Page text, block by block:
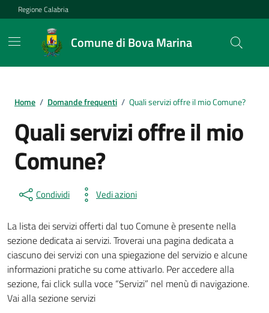
Vai ai contenuti
Vai al footer
Regione Calabria
Comune di Bova Marina
Home / Domande frequenti / Quali servizi offre il mio Comune?
Quali servizi offre il mio
Comune?
Condividi Vedi azioni
La lista dei servizi offerti dal tuo Comune è presente nella
sezione dedicata ai servizi. Troverai una pagina dedicata a
ciascuno dei servizi con una spiegazione del servizio e alcune
informazioni pratiche su come attivarlo. Per accedere alla
sezione, fai click sulla voce “Servizi” nel menù di navigazione.
Vai alla sezione servizi